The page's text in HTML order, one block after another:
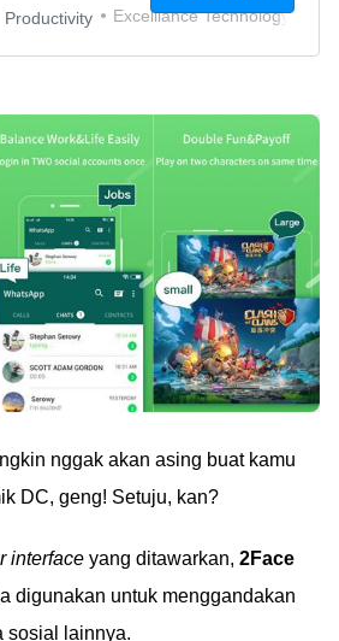
Productivity Excelliance Technology
nggak akan asing buat kamu
DC, geng! Setuju, kan?
interface yang ditawarkan, 2Face
digunakan untuk menggandakan
sosial lainnya.